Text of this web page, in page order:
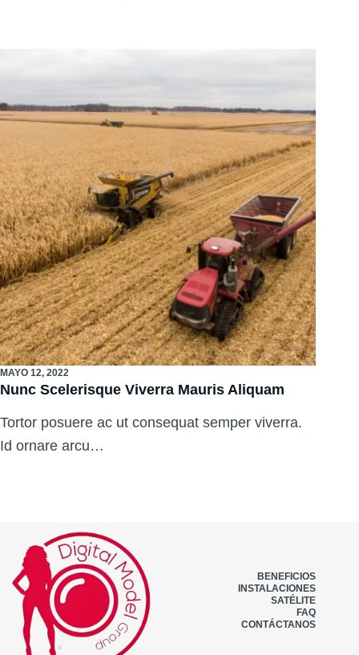
MAYO 12, 2022
Nunc Scelerisque Viverra Mauris Aliquam
Tortor posuere ac ut consequat semper viverra.
Id ornare arcu…
BENEFICIOS
INSTALACIONES
SATÉLITE
FAQ
CONTÁCTANOS